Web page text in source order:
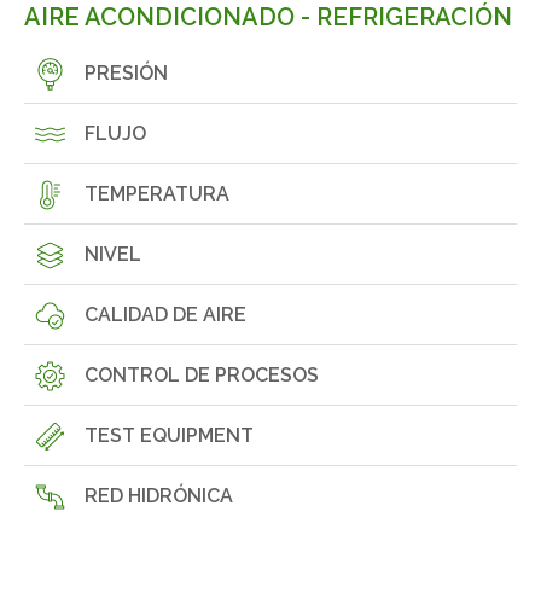
AIRE ACONDICIONADO - REFRIGERACIÓN
PRESIÓN
FLUJO
TEMPERATURA
NIVEL
CALIDAD DE AIRE
CONTROL DE PROCESOS
TEST EQUIPMENT
RED HIDRÓNICA